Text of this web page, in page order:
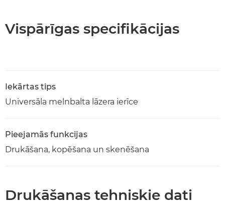
PDF lejupielāde
Vispārīgas specifikācijas
Iekārtas tips
Universāla melnbalta lāzera ierīce
Pieejamās funkcijas
Drukāšana, kopēšana un skenēšana
Drukāšanas tehniskie dati